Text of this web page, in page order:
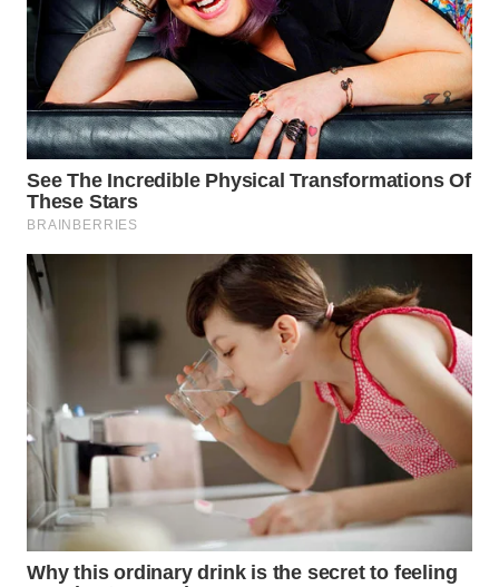
WN
BEKASI
WN
BOGOR
WN
DEPOK
WN
TAPANULI
WN
PADANG
LAWAS
WN
SUMEDANG